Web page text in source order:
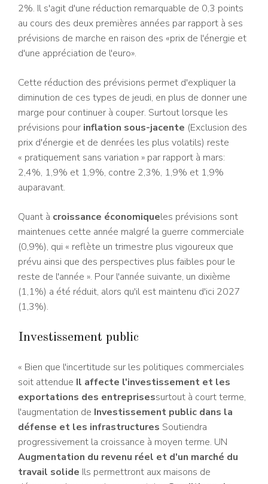
2%. Il s'agit d'une réduction remarquable de 0,3 points
au cours des deux premières années par rapport à ses
prévisions de marche en raison des «prix de l'énergie et
d'une appréciation de l'euro».
Cette réduction des prévisions permet d'expliquer la
diminution de ces types de jeudi, en plus de donner une
marge pour continuer à couper. Surtout lorsque les
prévisions pour inflation sous-jacente (Exclusion des
prix d'énergie et de denrées les plus volatils) reste
« pratiquement sans variation » par rapport à mars:
2,4%, 1,9% et 1,9%, contre 2,3%, 1,9% et 1,9%
auparavant.
Quant à croissance économiqueles prévisions sont
maintenues cette année malgré la guerre commerciale
(0,9%), qui « reflète un trimestre plus vigoureux que
prévu ainsi que des perspectives plus faibles pour le
reste de l'année ». Pour l'année suivante, un dixième
(1,1%) a été réduit, alors qu'il est maintenu d'ici 2027
(1,3%).
Investissement public
« Bien que l'incertitude sur les politiques commerciales
soit attendue Il affecte l'investissement et les
exportations des entreprisessurtout à court terme,
l'augmentation de Investissement public dans la
défense et les infrastructures Soutiendra
progressivement la croissance à moyen terme. UN
Augmentation du revenu réel et d'un marché du
travail solide Ils permettront aux maisons de